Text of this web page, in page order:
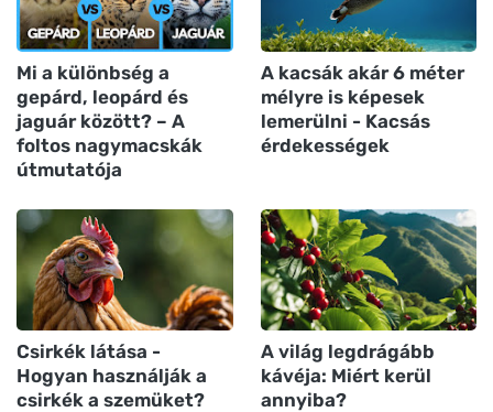
Mi a különbség a
gepárd, leopárd és
jaguár között? – A
foltos nagymacskák
útmutatója
A kacsák akár 6 méter
mélyre is képesek
lemerülni - Kacsás
érdekességek
Csirkék látása -
Hogyan használják a
csirkék a szemüket?
A világ legdrágább
kávéja: Miért kerül
annyiba?